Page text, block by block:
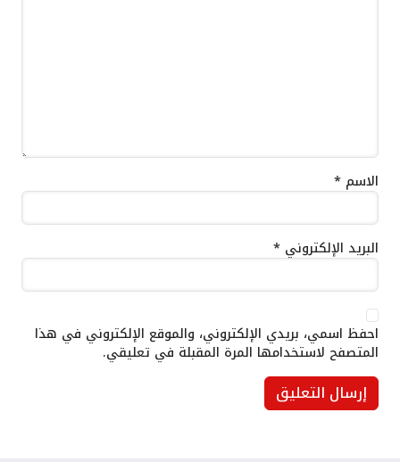
الاسم *
البريد الإلكتروني *
احفظ اسمي، بريدي الإلكتروني، والموقع الإلكتروني في هذا
المتصفح لاستخدامها المرة المقبلة في تعليقي.